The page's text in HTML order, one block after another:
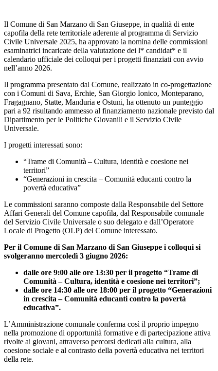
Il Comune di San Marzano di San Giuseppe, in qualità di ente
capofila della rete territoriale aderente al programma di Servizio
Civile Universale 2025, ha approvato la nomina delle commissioni
esaminatrici incaricate della valutazione dei l* candidat* e il
calendario ufficiale dei colloqui per i progetti finanziati con avvio
nell’anno 2026.
Il programma presentato dal Comune, realizzato in co-progettazione
con i Comuni di Sava, Erchie, San Giorgio Ionico, Monteparano,
Fragagnano, Statte, Manduria e Ostuni, ha ottenuto un punteggio
pari a 92 risultando ammesso al finanziamento nazionale previsto dal
Dipartimento per le Politiche Giovanili e il Servizio Civile
Universale.
I progetti interessati sono:
“Trame di Comunità – Cultura, identità e coesione nei
territori”
“Generazioni in crescita – Comunità educanti contro la
povertà educativa”
Le commissioni saranno composte dalla Responsabile del Settore
Affari Generali del Comune capofila, dal Responsabile comunale
del Servizio Civile Universale o suo delegato e dall’Operatore
Locale di Progetto (OLP) del Comune interessato.
Per il Comune di San Marzano di San Giuseppe i colloqui si
svolgeranno mercoledì 3 giugno 2026:
dalle ore 9:00 alle ore 13:30 per il progetto “Trame di
Comunità – Cultura, identità e coesione nei territori”;
dalle ore 14:30 alle ore 18:00 per il progetto “Generazioni
in crescita – Comunità educanti contro la povertà
educativa”.
L’Amministrazione comunale conferma così il proprio impegno
nella promozione di opportunità formative e di partecipazione attiva
rivolte ai giovani, attraverso percorsi dedicati alla cultura, alla
coesione sociale e al contrasto della povertà educativa nei territori
della rete.